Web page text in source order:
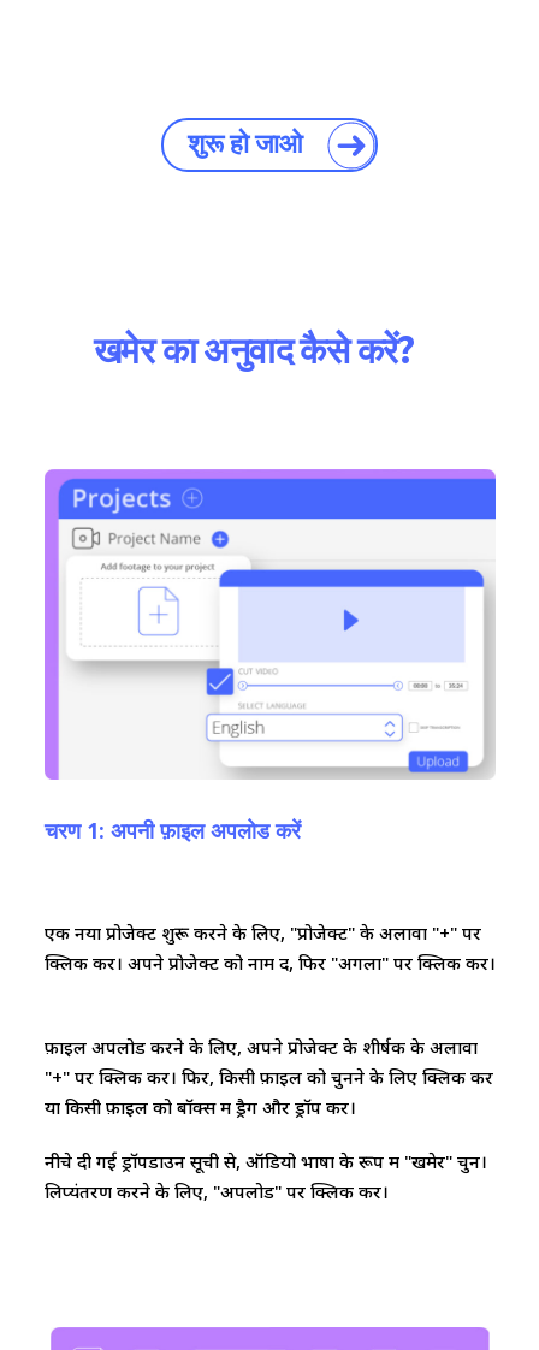
शुरू हो जाओ
खमेर का अनुवाद कैसे करें?
चरण 1: अपनी फ़ाइल अपलोड करें
एक नया प्रोजेक्ट शुरू करने के लिए, "प्रोजेक्ट" के अलावा "+" पर
क्लिक करें। अपने प्रोजेक्ट को नाम दें, फिर "अगला" पर क्लिक करें।
फ़ाइल अपलोड करने के लिए, अपने प्रोजेक्ट के शीर्षक के अलावा
"+" पर क्लिक करें। फिर, किसी फ़ाइल को चुनने के लिए क्लिक करें
या किसी फ़ाइल को बॉक्स में ड्रैग और ड्रॉप करें।
नीचे दी गई ड्रॉपडाउन सूची से, ऑडियो भाषा के रूप में "खमेर" चुनें।
लिप्यंतरण करने के लिए, "अपलोड" पर क्लिक करें।